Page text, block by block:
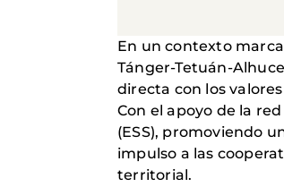
En un contexto
Tánger-Tetuán-
directa con los
Con el apoyo de la red
(ESS), promoviendo
impulso a las
territorial.